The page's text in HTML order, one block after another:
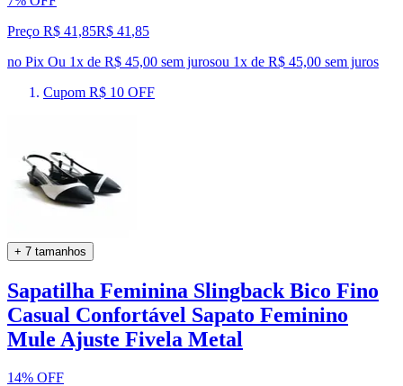
Preço R$ 41,85R$ 41 ,85
no Pix Ou 1x de R$ 45,00 sem jurosou 1x de R$ 45,00 sem juros
Cupom R$ 10 OFF
+ 7 tamanhos
Sapatilha Feminina Slingback Bico Fino
Casual Confortável Sapato Feminino
Mule Ajuste Fivela Metal
14% OFF